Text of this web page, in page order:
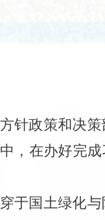
针政策和决
，在办好完
于国土绿化